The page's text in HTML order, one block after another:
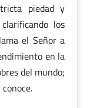
piedad y
los
el Señor a
en la
del mundo;